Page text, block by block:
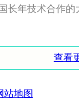
角手术
变大，据整形
长年技术合作的
查看
站地图